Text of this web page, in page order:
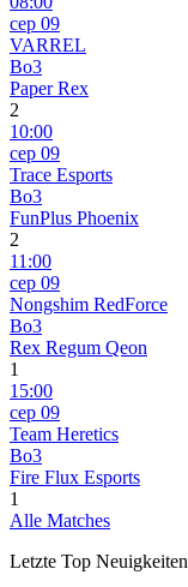
сер 09
VARREL
Bo3
Paper Rex
2
10:00
сер 09
Trace Esports
Bo3
FunPlus Phoenix
2
11:00
сер 09
Nongshim RedForce
Bo3
Rex Regum Qeon
1
15:00
сер 09
Team Heretics
Bo3
Fire Flux Esports
1
Alle Matches
Letzte Top Neuigkeiten